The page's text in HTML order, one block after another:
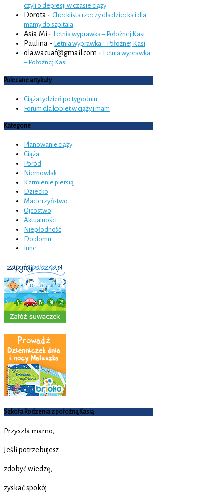
czyli o depresji w czasie ciąży
Dorota - Checklista rzeczy dla dziecka i dla
mamy do szpitala
Asia Mi - Letnia wyprawka – Położnej Kasi
Paulina - Letnia wyprawka – Położnej Kasi
ola.wacuaf@gmail.com - Letnia wyprawka
– Położnej Kasi
Polecane artykuły
Ciąża tydzień po tygodniu
Forum dla kobiet w ciąży i mam
Kategorie
Planowanie ciąży
Ciąża
Poród
Niemowlak
Karmienie piersią
Dziecko
Macierzyństwo
Ojcostwo
Aktualności
Niepłodność
Do domu
Inne
Szkoła Rodzenia z położną Kasią
Przyszła mamo,
Jeśli potrzebujesz
zdobyć wiedzę,
zyskać spokój